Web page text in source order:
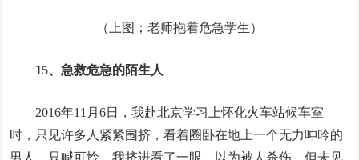
（上图；老师抱着危急学生）
15、急救危急的陌生人
2016年11月6日，我赴北京学习上怀化火车站候车室
时，只见许多人紧紧围挤，看着圈卧在地上一个无力呻吟的
男人，只喊可怜。我挤进看了一眼，以为被人杀伤，但未见